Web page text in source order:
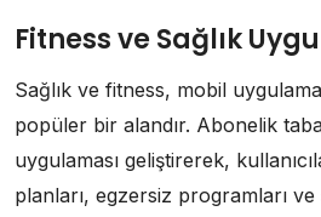
Fitness ve Sağlık
Sağlık ve fitness, mobil
popüler bir alandır. Abonelik
uygulaması geliştirerek,
planları, egzersiz programları ve